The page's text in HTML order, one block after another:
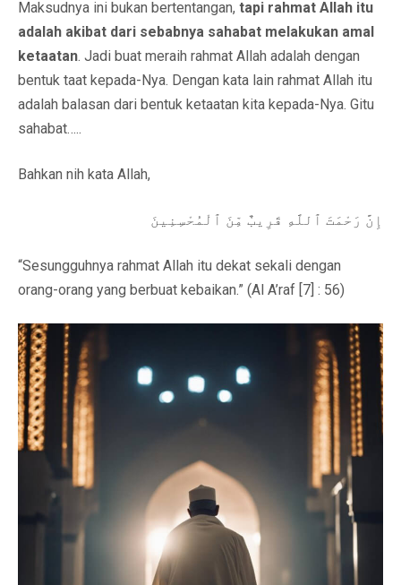
Maksudnya ini bukan bertentangan, tapi rahmat Allah itu
adalah akibat dari sebabnya sahabat melakukan amal
ketaatan. Jadi buat meraih rahmat Allah adalah dengan
bentuk taat kepada-Nya. Dengan kata lain rahmat Allah itu
adalah balasan dari bentuk ketaatan kita kepada-Nya. Gitu
sahabat…..
Bahkan nih kata Allah,
إِنَّ رَحْمَتَ ٱللَّهِ قَرِيبٌ مِّنَ ٱلْمُحْسِنِينَ
“Sesungguhnya rahmat Allah itu dekat sekali dengan
orang-orang yang berbuat kebaikan.” (Al A’raf [7] : 56)